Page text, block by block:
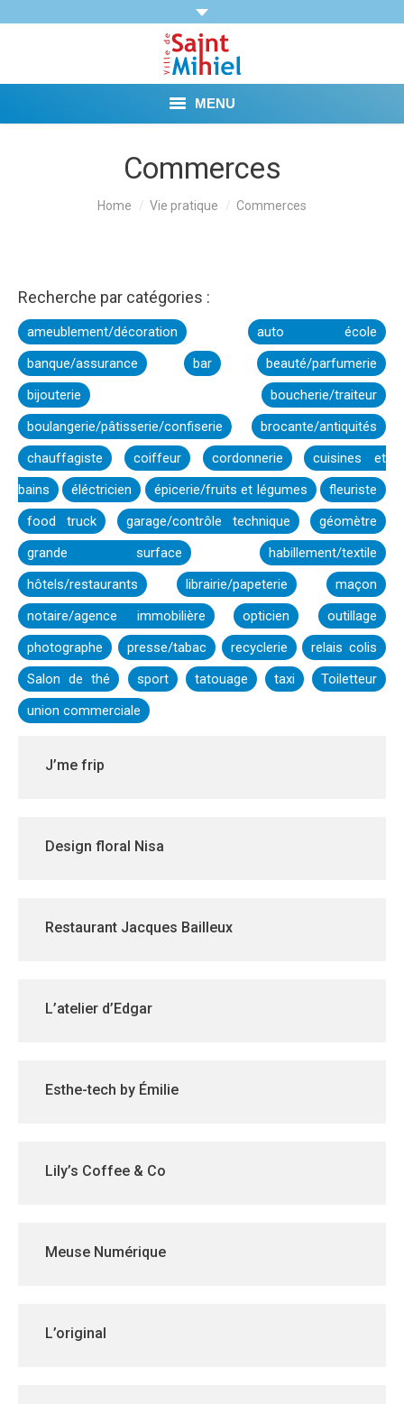
MENU
Agenda
Vie municipale
Loisirs
Tourisme et Mémoire
Commerces
Home Vie pratique Commerces
Recherche par catégories :
ameublement/décoration
auto école
banque/assurance
bar
beauté/parfumerie
bijouterie
boucherie/traiteur
boulangerie/pâtisserie/confiserie
brocante/antiquités
chauffagiste
coiffeur cordonnerie
cuisines et
bains
éléctricien épicerie/fruits et légumes
fleuriste
food truck
garage/contrôle technique
géomètre
grande surface
habillement/textile
hôtels/restaurants
librairie/papeterie
maçon
notaire/agence immobilière
opticien
outillage
photographe
presse/tabac recyclerie
relais colis
Salon de thé
sport tatouage taxi
Toiletteur
union commerciale
J’me frip
Design floral Nisa
Restaurant Jacques Bailleux
L’atelier d’Edgar
Esthe-tech by Émilie
Lily’s Coffee & Co
Meuse Numérique
L’original